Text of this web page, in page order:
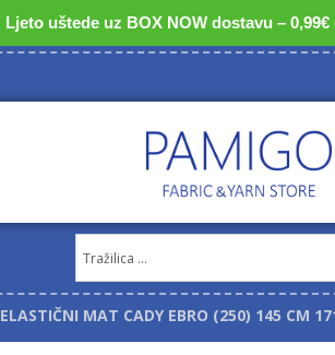
Ljeto uštede uz BOX NOW dostavu –
ELASTIČNI MAT CADY EBRO (250) 145 CM